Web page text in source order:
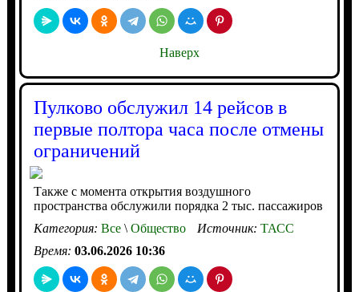
Наверх
Пулково обслужил 14 рейсов в
первые полтора часа после отмены
ограничений
Также с момента открытия воздушного
пространства обслужили порядка 2 тыс. пассажиров
Категория: Все\Общество Источник: ТАСС
Время: 03.06.2026 10:36